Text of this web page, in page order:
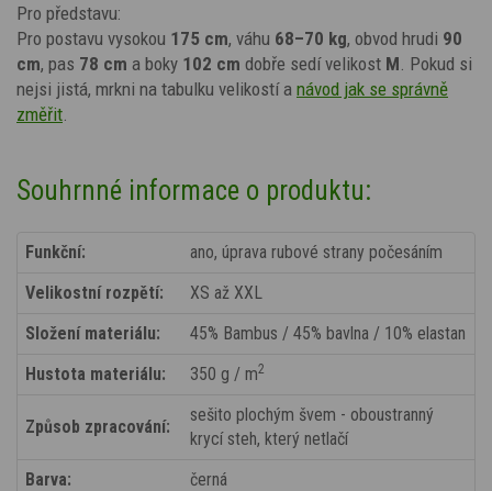
Pro představu:
Pro postavu vysokou 175 cm, váhu 68–70 kg, obvod hrudi 90
cm, pas 78 cm a boky 102 cm dobře sedí velikost M . Pokud si
nejsi jistá, mrkni na tabulku velikostí a návod jak se správně
změřit
Souhrnné informace o produktu:
Funkční:
ano, úprava rubové strany počesáním
Velikostní rozpětí:
XS až XXL
Složení materiálu:
45% Bambus / 45% bavlna / 10% elastan
Hustota materiálu:
350 g / m2
Způsob zpracování:
sešito plochým švem - oboustranný
krycí steh, který netlačí
Barva:
černá